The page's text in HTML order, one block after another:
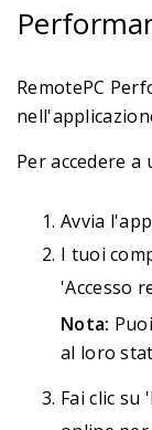
RemotePC
Per accedere
Avvia
I tuoi
'Accesso
Nota:
al loro
Fai clic